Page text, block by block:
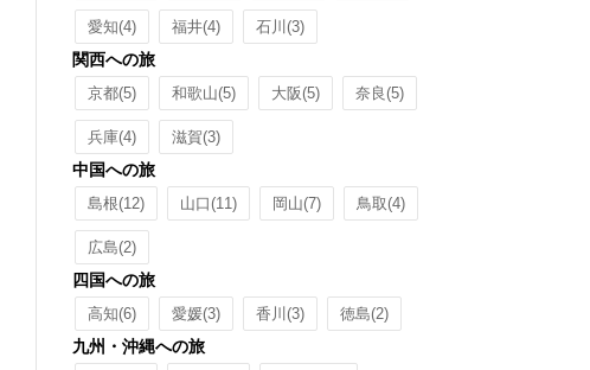
愛知(4) 福井(4) 石川 (3)
関西への旅
京都(5) 和歌山(5) 大阪(5) 奈良(5)
兵庫(4) 滋賀(3)
中国への旅
島根(12) 山口(11) 岡山(7) 鳥取(4)
広島(2)
四国への旅
高知(6) 愛媛(3) 香川 (3) 徳島(2)
九州・沖縄への旅